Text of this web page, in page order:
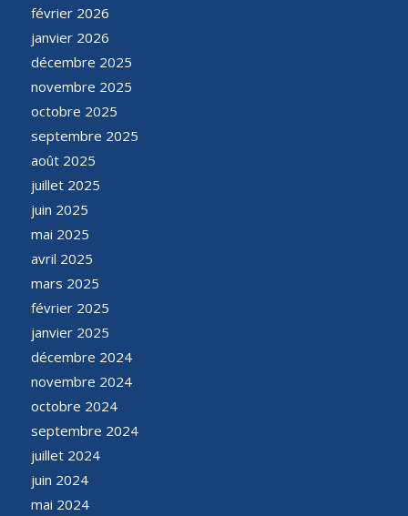
février 2026
janvier 2026
décembre 2025
novembre 2025
octobre 2025
septembre 2025
août 2025
juillet 2025
juin 2025
mai 2025
avril 2025
mars 2025
février 2025
janvier 2025
décembre 2024
novembre 2024
octobre 2024
septembre 2024
juillet 2024
juin 2024
mai 2024